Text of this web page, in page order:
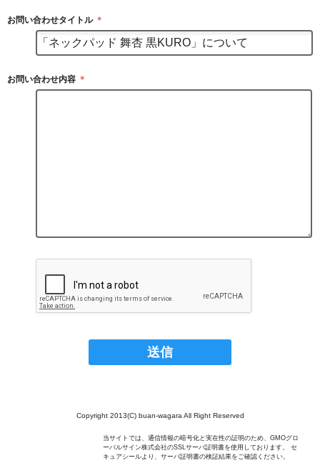
お問い合わせタイトル ＊
お問い合わせ内容 ＊
Copyright 2013(C) buan-wagara All Right Reserved
当サイトでは、通信情報の暗号化と実在性の証明のため、GMOグロ
ーバルサイン株式会社のSSLサーバ証明書を使用しております。 セ
キュアシールより、サーバ証明書の検証結果をご確認ください。